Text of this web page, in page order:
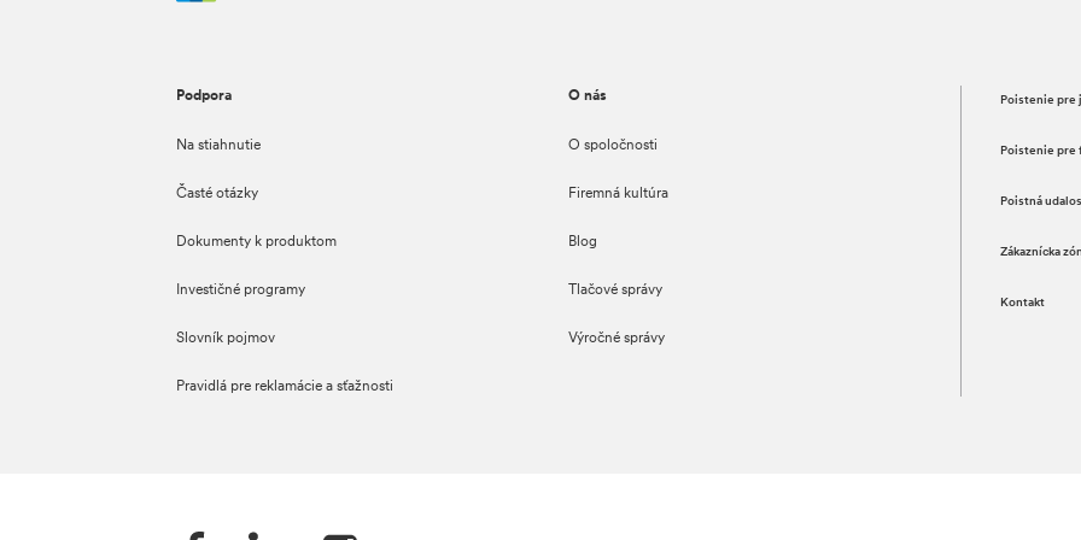
Podpora
Na stiahnutie
Časté otázky
Dokumenty k produktom
Investičné programy
Slovník pojmov
Pravidlá pre reklamácie a sťažnosti
O nás
O spoločnosti
Firemná kultúra
Blog
Tlačové správy
Výročné správy
Poistenie pre
Poistenie pre
Poistná
Zákaznícka
Kontakt